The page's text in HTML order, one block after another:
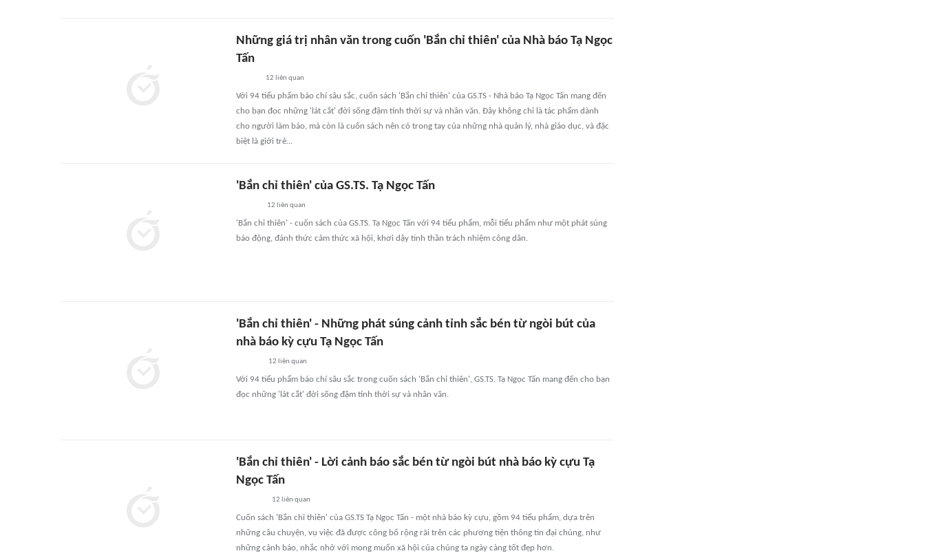
Những giá trị nhân văn trong cuốn 'Bắn chỉ thiên' của Nhà báo Tạ Ngọc
Tấn
12 liên quan
Với 94 tiểu phẩm báo chí sâu sắc, cuốn sách 'Bắn chỉ thiên' của GS.TS - Nhà báo Tạ Ngọc Tấn mang đến
cho bạn đọc những 'lát cắt' đời sống đậm tính thời sự và nhân văn. Đây không chỉ là tác phẩm dành
cho người làm báo, mà còn là cuốn sách nên có trong tay của những nhà quản lý, nhà giáo dục, và đặc
biệt là giới trẻ...
'Bắn chỉ thiên' của GS.TS. Tạ Ngọc Tấn
12 liên quan
'Bắn chỉ thiên' - cuốn sách của GS.TS. Tạ Ngọc Tấn với 94 tiểu phẩm, mỗi tiểu phẩm như một phát súng
báo động, đánh thức cảm thức xã hội, khơi dậy tinh thần trách nhiệm công dân.
'Bắn chỉ thiên' - Những phát súng cảnh tỉnh sắc bén từ ngòi bút của
nhà báo kỳ cựu Tạ Ngọc Tấn
12 liên quan
Với 94 tiểu phẩm báo chí sâu sắc trong cuốn sách 'Bắn chỉ thiên', GS.TS. Tạ Ngọc Tấn mang đến cho bạn
đọc những 'lát cắt' đời sống đậm tính thời sự và nhân văn.
'Bắn chỉ thiên' - Lời cảnh báo sắc bén từ ngòi bút nhà báo kỳ cựu Tạ
Ngọc Tấn
12 liên quan
Cuốn sách 'Bắn chỉ thiên' của GS.TS Tạ Ngọc Tấn - một nhà báo kỳ cựu, gồm 94 tiểu phẩm, dựa trên
những câu chuyện, vụ việc đã được công bố rộng rãi trên các phương tiện thông tin đại chúng, như
những cảnh báo, nhắc nhở với mong muốn xã hội của chúng ta ngày càng tốt đẹp hơn.